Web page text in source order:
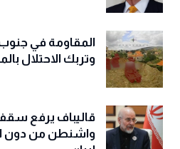
المقاومة في
وتربك الاحتلال
قاليباف يرفع
واشنطن من دون